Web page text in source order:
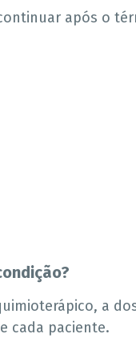
após o
a
cada paciente.